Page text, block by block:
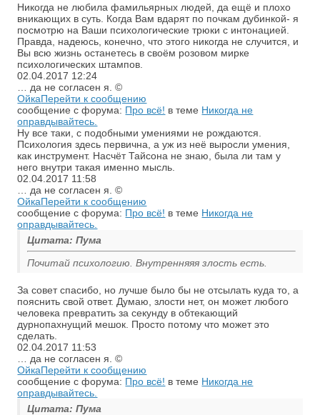
Никогда не любила фамильярных людей, да ещё и плохо
вникающих в суть. Когда Вам вдарят по почкам дубинкой- я
посмотрю на Ваши психологические трюки с интонацией.
Правда, надеюсь, конечно, что этого никогда не случится, и
Вы всю жизнь останетесь в своём розовом мирке
психологических штампов.
02.04.2017 12:24
… да не согласен я. ©
ОйкаПерейти к сообщению
сообщение с форума: Про всё! в теме Никогда не
оправдывайтесь.
Ну все таки, с подобными умениями не рождаются.
Психология здесь первична, а уж из неё выросли умения,
как инструмент. Насчёт Тайсона не знаю, была ли там у
него внутри такая именно мысль.
02.04.2017 11:58
… да не согласен я. ©
ОйкаПерейти к сообщению
сообщение с форума: Про всё! в теме Никогда не
оправдывайтесь.
Цитата: Пума
Почитай психологию. Внутренняяя злость есть.
За совет спасибо, но лучше было бы не отсылать куда то, а
пояснить свой ответ. Думаю, злости нет, он может любого
человека превратить за секунду в обтекающий
дурнопахнущий мешок. Просто потому что может это
сделать.
02.04.2017 11:53
… да не согласен я. ©
ОйкаПерейти к сообщению
сообщение с форума: Про всё! в теме Никогда не
оправдывайтесь.
Цитата: Пума